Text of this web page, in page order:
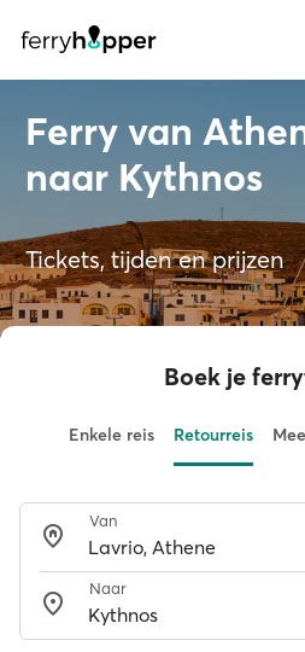
Ferry van
naar Kythnos
Tickets, tijden en prijzen
Boek je
Enkele reis Retourreis
Van
Naar